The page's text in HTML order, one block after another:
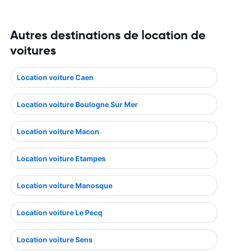
Autres destinations de location de
voitures
Location voiture Caen
Location voiture Boulogne Sur Mer
Location voiture Macon
Location voiture Etampes
Location voiture Manosque
Location voiture Le Pecq
Location voiture Sens